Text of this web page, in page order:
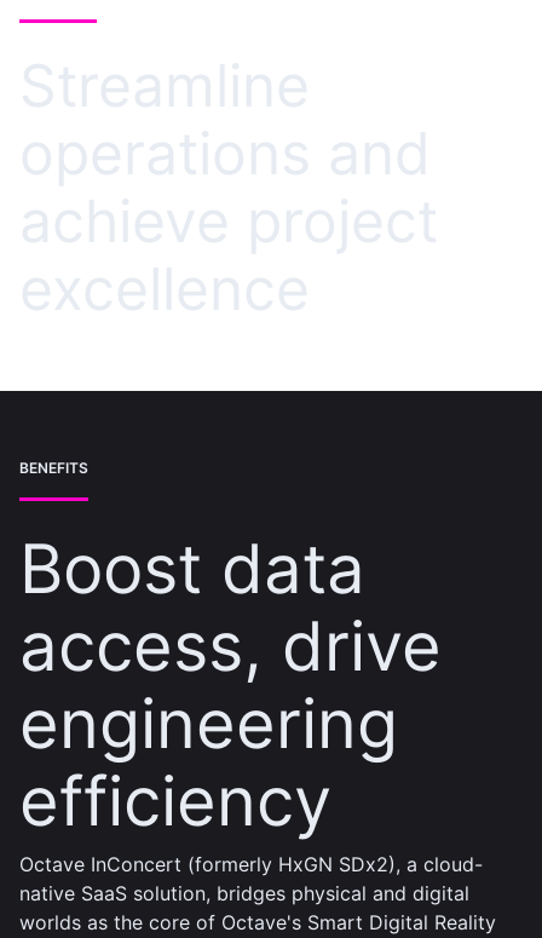
Streamline
operations and
achieve project
excellence
BENEFITS
Boost data
access, drive
engineering
efficiency
Octave InConcert (formerly HxGN SDx2), a cloud-
native SaaS solution, bridges physical and digital
worlds as the core of Octave's Smart Digital Reality